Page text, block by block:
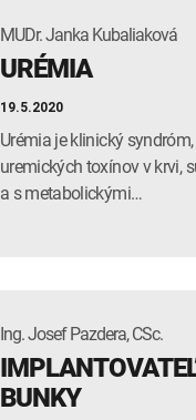
MUDr. Janka Kubaliaková
URÉMIA
19.5.2020
Urémia je klinický
uremických toxínov v krvi,
a s metabolickými…
Ing. Josef Pazdera, CSc.
BUNKY